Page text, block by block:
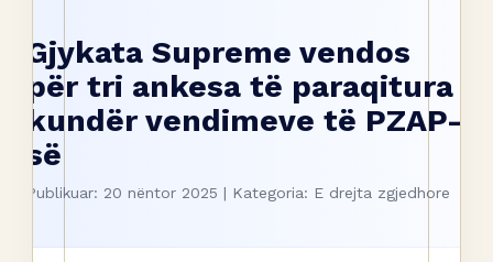
Gjykata Supreme vendos
për tri ankesa të paraqitura
kundër vendimeve të PZAP-
së
Publikuar: 20 nëntor 2025 | Kategoria: E drejta zgjedhore